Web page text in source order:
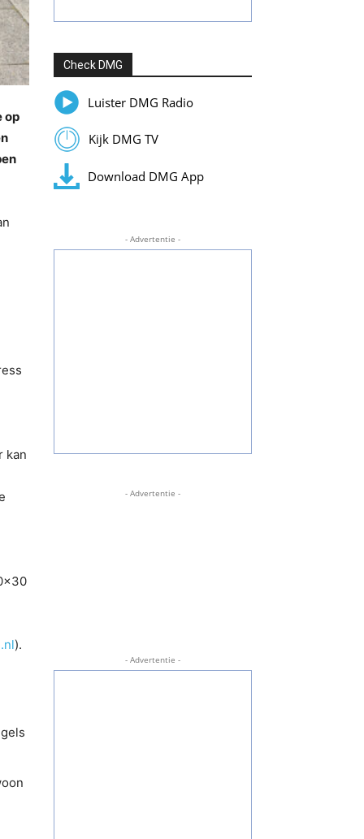
op
kan
).
Check DMG
Luister DMG Radio
Kijk DMG TV
Download DMG App
- Advertentie -
- Advertentie -
- Advertentie -